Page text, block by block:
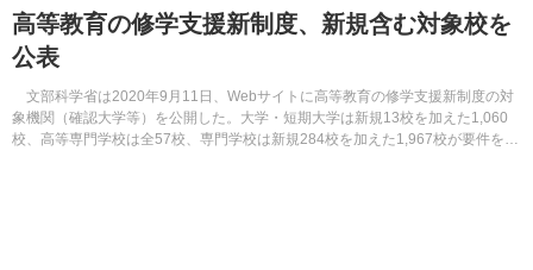
高等教育の修学支援新制度、新規含む対象校を
公表
文部科学省は2020年9月11日、Webサイトに高等教育の修学支援新制度の対
象機関（確認大学等）を公開した。大学・短期大学は新規13校を加えた1,060
校、高等専門学校は全57校、専門学校は新規284校を加えた1,967校が要件を満